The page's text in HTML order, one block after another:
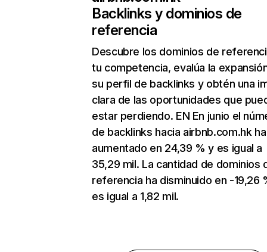
Backlinks y dominios de
referencia
Descubre los dominios de
tu competencia, evalúa la
su perfil de backlinks y obtén una
clara de las oportunidades que
estar perdiendo. EN En junio el
de backlinks hacia airbnb.com.hk ha
aumentado en 24,39 % y es igual a
35,29 mil. La cantidad de dominios
referencia ha disminuido en -19,26
es igual a 1,82 mil.